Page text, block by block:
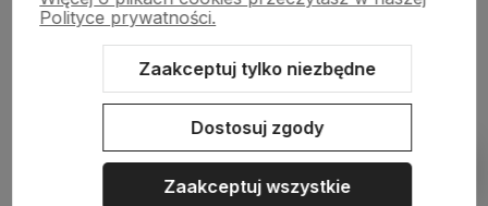
Sklep internetowy Shoper.pl Szablon Shoper Modern 3.0™
GrowCommerce
Polityce prywatności.
Zaakceptuj tylko niezbędne
Dostosuj zgody
Zaakceptuj wszystkie